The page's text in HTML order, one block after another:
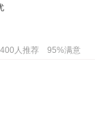
人推荐 95%满意